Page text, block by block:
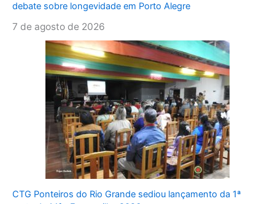
debate sobre longevidade em Porto Alegre
7 de agosto de 2026
CTG Ponteiros do Rio Grande sediou lançamento da 1ª